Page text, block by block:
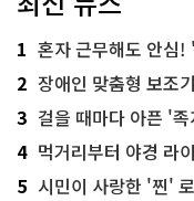
1 혼자 근무해도 안심
2 장애인 맞춤형 보조기
3 걸을 때마다 아픈 '족저
4 먹거리부터 야경 라
5 시민이 사랑한 '찐' 로